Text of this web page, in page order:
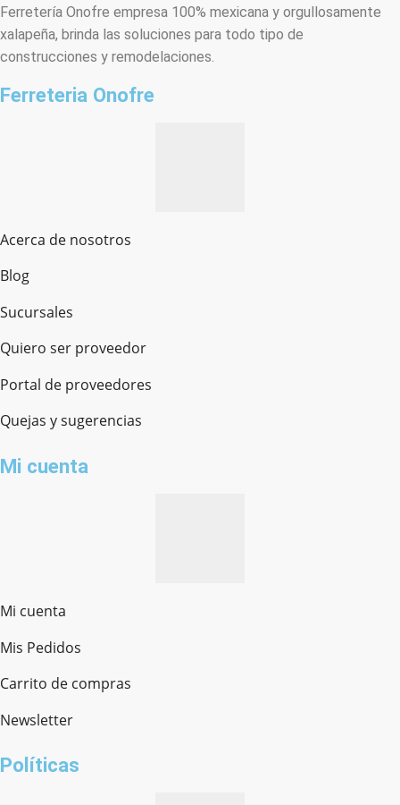
Ferretería Onofre empresa 100% mexicana y orgullosamente
xalapeña, brinda las soluciones para todo tipo de
construcciones y remodelaciones.
Ferreteria Onofre
Acerca de nosotros
Blog
Sucursales
Quiero ser proveedor
Portal de proveedores
Quejas y sugerencias
Mi cuenta
Mi cuenta
Mis Pedidos
Carrito de compras
Newsletter
Políticas